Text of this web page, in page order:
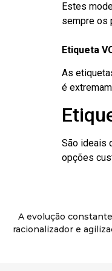
Estes
sempre os
Etiqueta
As
é
São ideais
opções
A evolução
racionalizador e